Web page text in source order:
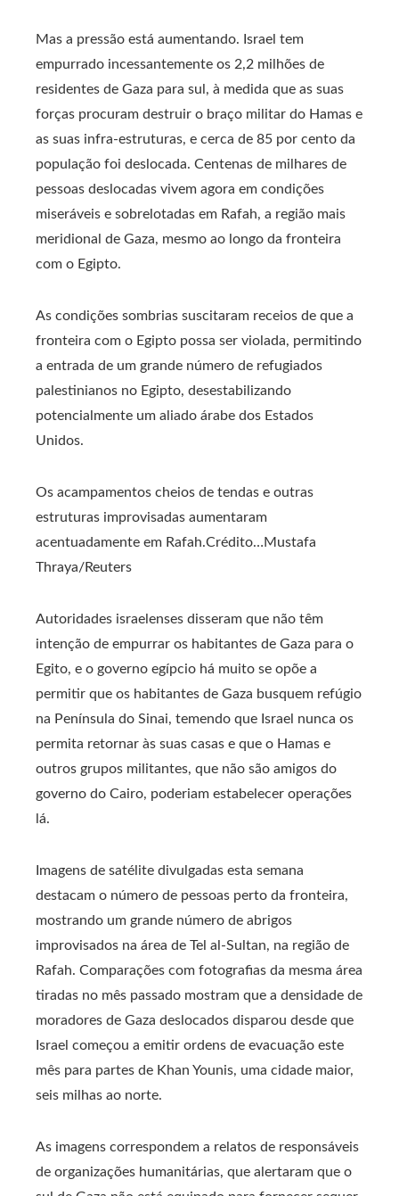
Mas a pressão está aumentando. Israel tem
empurrado incessantemente os 2,2 milhões de
residentes de Gaza para sul, à medida que as suas
forças procuram destruir o braço militar do Hamas e
as suas infra-estruturas, e cerca de 85 por cento da
população foi deslocada. Centenas de milhares de
pessoas deslocadas vivem agora em condições
miseráveis ​​e sobrelotadas em Rafah, a região mais
meridional de Gaza, mesmo ao longo da fronteira
com o Egipto.
As condições sombrias suscitaram receios de que a
fronteira com o Egipto possa ser violada, permitindo
a entrada de um grande número de refugiados
palestinianos no Egipto, desestabilizando
potencialmente um aliado árabe dos Estados
Unidos.
Os acampamentos cheios de tendas e outras
estruturas improvisadas aumentaram
acentuadamente em Rafah.Crédito…Mustafa
Thraya/Reuters
Autoridades israelenses disseram que não têm
intenção de empurrar os habitantes de Gaza para o
Egito, e o governo egípcio há muito se opõe a
permitir que os habitantes de Gaza busquem refúgio
na Península do Sinai, temendo que Israel nunca os
permita retornar às suas casas e que o Hamas e
outros grupos militantes, que não são amigos do
governo do Cairo, poderiam estabelecer operações
lá.
Imagens de satélite divulgadas esta semana
destacam o número de pessoas perto da fronteira,
mostrando um grande número de abrigos
improvisados ​​na área de Tel al-Sultan, na região de
Rafah. Comparações com fotografias da mesma área
tiradas no mês passado mostram que a densidade de
moradores de Gaza deslocados disparou desde que
Israel começou a emitir ordens de evacuação este
mês para partes de Khan Younis, uma cidade maior,
seis milhas ao norte.
As imagens correspondem a relatos de responsáveis ​​
de organizações humanitárias, que alertaram que o